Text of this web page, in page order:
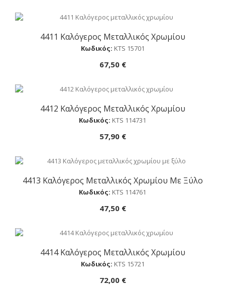
Αγορά
4411 Καλόγερος Μεταλλικός Χρωμίου
Κωδικός: ΚTS 15701
67,50 €
Αγορά
4412 Καλόγερος Μεταλλικός Χρωμίου
Κωδικός: ΚTS 114731
57,90 €
Αγορά
4413 Καλόγερος Μεταλλικός Χρωμίου Με Ξύλο
Κωδικός: ΚTS 114761
47,50 €
Αγορά
4414 Καλόγερος Μεταλλικός Χρωμίου
Κωδικός: ΚTS 15721
72,00 €